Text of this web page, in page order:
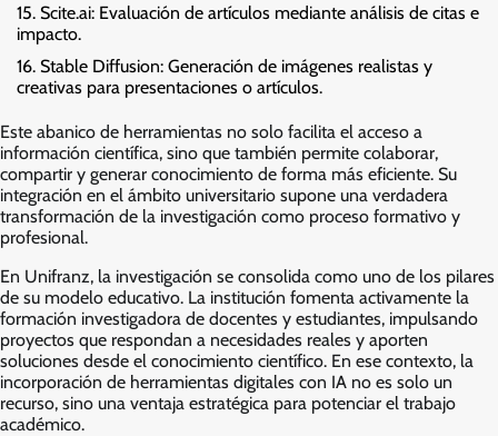
Scite.ai: Evaluación de artículos mediante análisis de citas e
impacto.
Stable Diffusion: Generación de imágenes realistas y
creativas para presentaciones o artículos.
Este abanico de herramientas no solo facilita el acceso a
información científica, sino que también permite colaborar,
compartir y generar conocimiento de forma más eficiente. Su
integración en el ámbito universitario supone una verdadera
transformación de la investigación como proceso formativo y
profesional.
En Unifranz, la investigación se consolida como uno de los pilares
de su modelo educativo. La institución fomenta activamente la
formación investigadora de docentes y estudiantes, impulsando
proyectos que respondan a necesidades reales y aporten
soluciones desde el conocimiento científico. En ese contexto, la
incorporación de herramientas digitales con IA no es solo un
recurso, sino una ventaja estratégica para potenciar el trabajo
académico.